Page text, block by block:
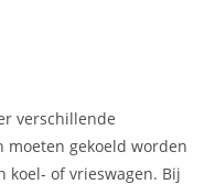
verschillende
moeten gekoeld worden
koel- of vrieswagen. Bij